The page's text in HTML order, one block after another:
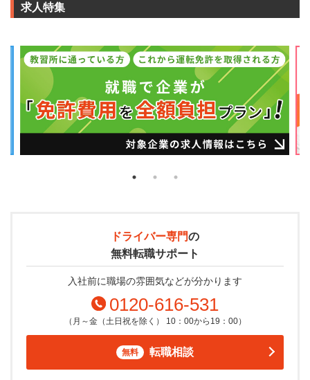
求人特集
ドライバー専門の
無料転職サポート
入社前に職場の雰囲気などが分かります
0120-616-531
（月～金（土日祝を除く） 10：00から19：00）
無料 転職相談